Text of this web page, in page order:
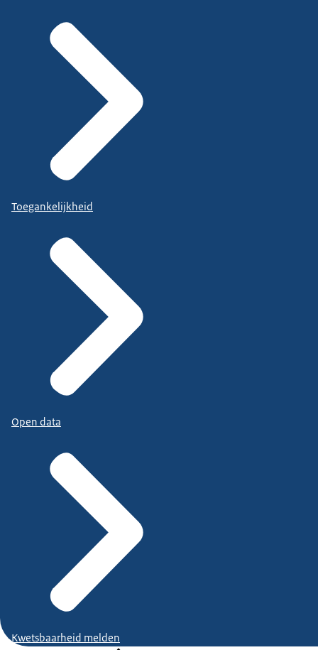
Toegankelijkheid
Open data
Kwetsbaarheid melden